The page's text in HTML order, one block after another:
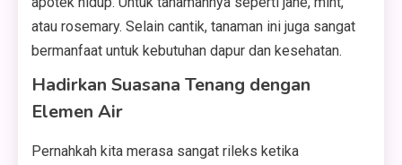
atau rosemary. Selain cantik, tanaman ini juga sangat
bermanfaat untuk kebutuhan dapur dan kesehatan.
Hadirkan Suasana Tenang dengan
Elemen Air
Pernahkah kita merasa sangat rileks ketika